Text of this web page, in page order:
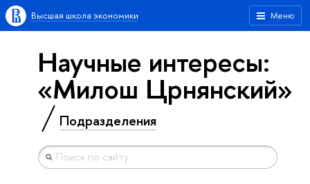
Меню
Высшая школа экономики
Научные интересы:
«Милош Црнянский»
Подразделения